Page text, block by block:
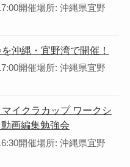
開催場所: 沖縄県宜野
沖縄・宜野湾で開催！
開催場所: 沖縄県宜野
イクラカップ ワークシ
画編集勉強会
開催場所: 沖縄県宜野